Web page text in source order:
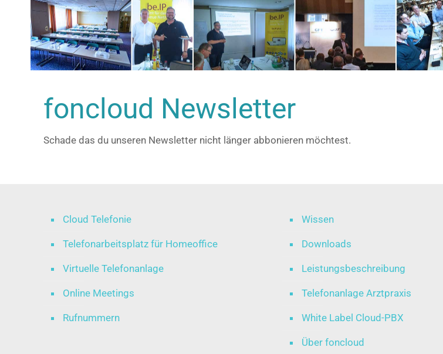
foncloud Newsletter
Schade das du unseren Newsletter nicht länger abbonieren möchtest.
Cloud Telefonie
Telefonarbeitsplatz für Homeoffice
Virtuelle Telefonanlage
Online Meetings
Rufnummern
Wissen
Downloads
Leistungsbeschreibung
Telefonanlage Arztpraxis
White Label Cloud-PBX
Über foncloud